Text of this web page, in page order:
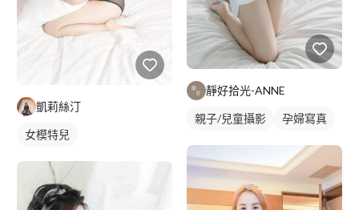
凱莉絲汀
女模特兒
靜好拾光-ANNE
親子/兒童攝影 孕婦寫真